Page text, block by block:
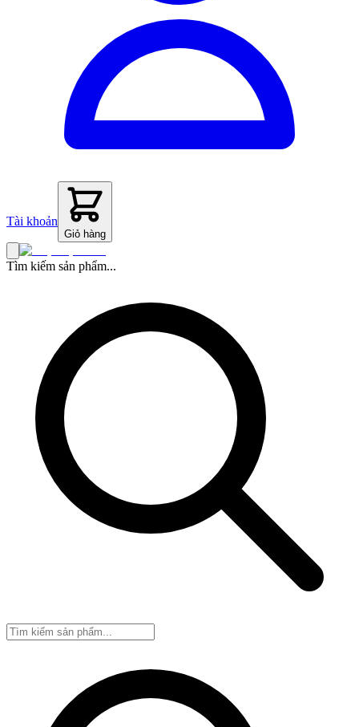
Tài khoản
Giỏ hàng
Tìm kiếm sản phẩm...